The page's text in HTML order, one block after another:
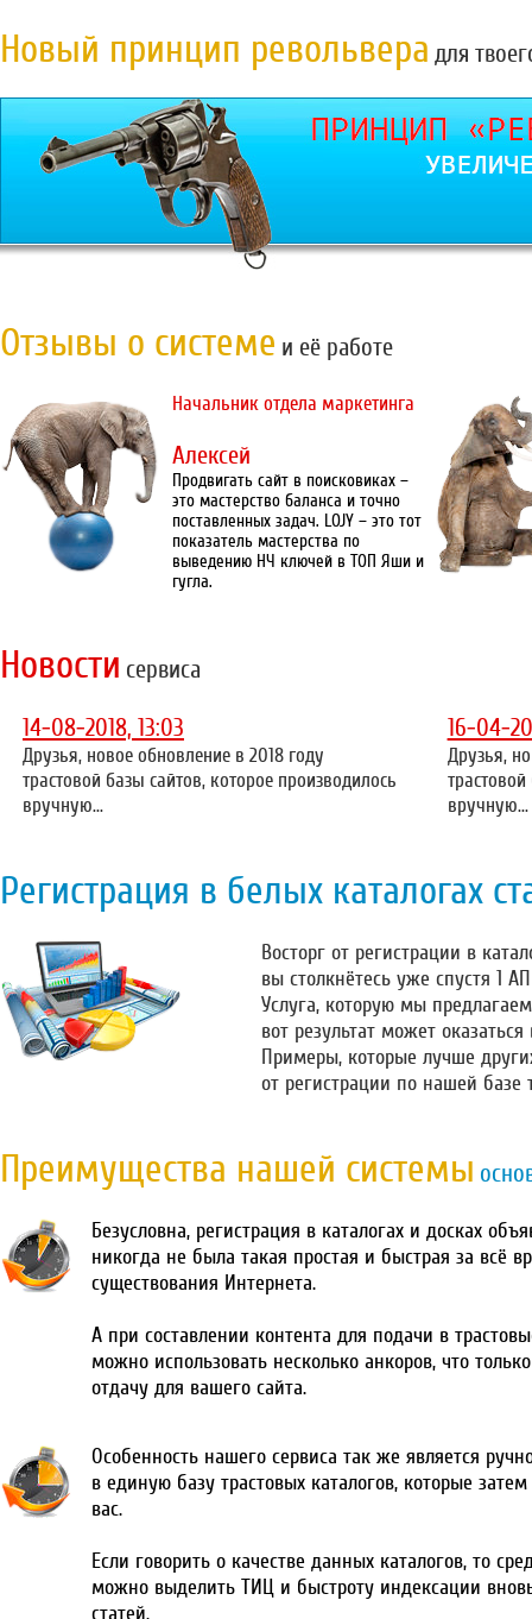
Новый принцип револьвера для
Отзывы о системе и её работе
Начальник отдела маркетинга
Алексей
Продвигать сайт в поисковиках –
это мастерство баланса и точно
поставленных задач. LOJY – это тот
показатель мастерства по
выведению НЧ ключей в ТОП Яши и
гугла.
Новости сервиса
14-08-2018, 13:03
Друзья, новое обновление в 2018 году
трастовой базы сайтов, которое производилось
вручную...
16-04-
Друзья,
вручную...
Регистрация в белых каталогах
Восторг от регистрации в
вы столкнётесь уже спустя 1
Услуга, которую мы
вот результат может
Примеры, которые лучше
от регистрации по нашей базе
Преимущества нашей системы
Безусловна, регистрация в каталогах и досках
никогда не была такая простая и быстрая за всё
существования Интернета.
А при составлении контента для подачи в
можно использовать несколько анкоров, что
отдачу для вашего сайта.
Особенность нашего сервиса так же является
в единую базу трастовых каталогов, которые
вас.
Если говорить о качестве данных каталогов, то
можно выделить ТИЦ и быстроту индексации
статей.